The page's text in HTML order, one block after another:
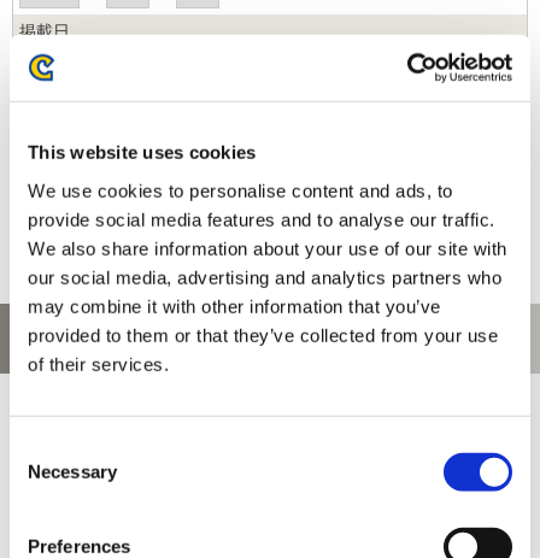
This website uses cookies
We use cookies to personalise content and ads, to
provide social media features and to analyse our traffic.
We also share information about your use of our site with
our social media, advertising and analytics partners who
may combine it with other information that you’ve
provided to them or that they’ve collected from your use
of their services.
Selection
Necessary
Preferences
掲載日
お問い合わせ